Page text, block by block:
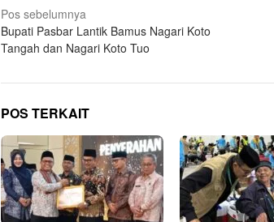
Navigasi
pos
Pos sebelumnya
Bupati Pasbar Lantik Bamus Nagari Koto
Tangah dan Nagari Koto Tuo
POS TERKAIT